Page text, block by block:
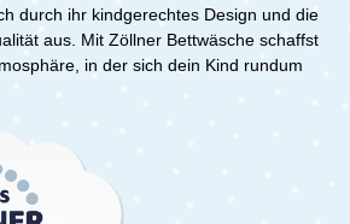
durch ihr kindgerechtes Design und die
aus. Mit Zöllner Bettwäsche schaffst
in der sich dein Kind rundum